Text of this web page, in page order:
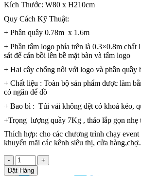
Kích Thước: W80 x H210cm
Quy Cách Kỹ Thuật:
+ Phần quầy 0.78m x 1.6m
+ Phần tấm logo phía trên là 0.3×0.8m chất
sát để cán bồi lên bề mặt bàn và tấm logo
+ Hai cây chống nối với logo và phần quầy
+ Chất liệu : Toàn bộ sản phẩm được làm
có ngăn để đồ
+ Bao bì : Túi vải không dệt có khoá kéo,
+Trọng lượng quầy 7Kg , tháo lắp gọn nhẹ
Thích hợp: cho các chương trình chạy event
khuyến mãi các kênh siêu thị, cửa
-
+
Đặt Hàng